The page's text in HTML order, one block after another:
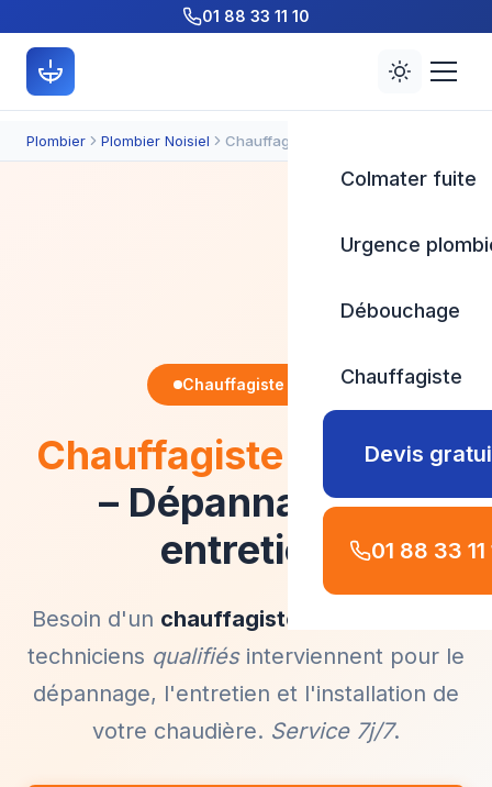
01 88 33 11 10
Colmater fuite
Urgence
Débouchage
Chauffagiste
Devis
01 88 33 11
Plombier Plombier Noisiel Chauffagiste
Chauffagiste 7j/7
Chauffagiste à Noisiel
– Dépannage et
entretien
Besoin d'un chauffagiste à Noisiel
techniciens qualifiésinterviennent pour le
dépannage, l'entretien et l'installation de
votre chaudière. Service 7j/7.